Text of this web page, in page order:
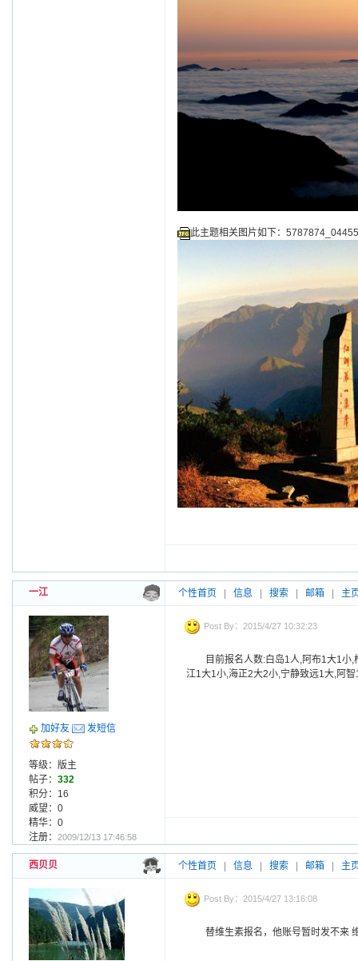
此主题相关图片如下：
一江 个性首页 信息 搜索 邮箱 主
加好友 发短信
等级：版主
帖子： 332
积分：16
威望：0
精华：0
注册： 2009/12/13 17:46:58
Post By：2015/4/27 10:32:23
目前报名人数:白岛1人,阿布1大1小
江1大1小,海正2大2小,宁静致远1大,阿
西贝贝 个性首页 信息 搜索 邮箱 主
Post By：2015/4/27 13:16:08
替维生素报名，他账号暂时发不来